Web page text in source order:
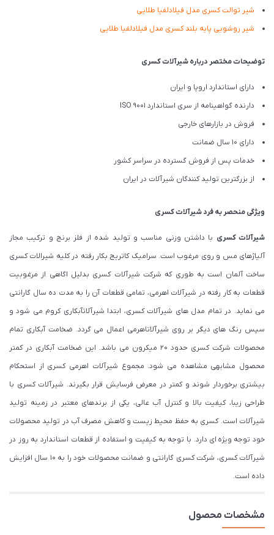
شیر توالت کسری مدل فیلادلفیا طلایی
شیر روشویی پایه بلند کسری مدل فیلادلفیا طلایی
توضیحات مختصر درباره شیرآلات کسری
دارای استاندارد اروپا و ایران
دارنده گواهینامه از سری استاندارد ISO 9001
فروش در بازارهای خارجی
دارای 10 سال ضمانت
خدمات پس از فروش گسترده در سراسر کشور
از بزرگترین تولید کنندگان شیرآلات در ایران
ویژگی منحصر به فرد شیرآلات کسری
شیرآلات کسری با داشتن وزنی مناسب و تولید شده از فلز برنج و ترکیب مجاز
آلیاژهای مس و روی مرغوب است. سرامیک کاتریج بکار رفته در کلیه شیرالات کسری
ساخت آلمان است به طوری که شرکت شیرآلات کسری بدلیل اگاهی از مرغوبیت
قطعات به کار رفته در شیرآلات اهرمی، تمامی قطعات آن را به مدت ده سال گارانتی
می نماید. در تمام مدل های شیرآلات کسری، ابتدا شیرآلاتآبکاری کروم می شود و
سپس رنگ های دیگر بر روی شیرآلاتاهرمی اعمال می گردد. ضخامت آبکاری تمام
محصولات شرکت کسری حدود ۲۰ میکرون می باشد. این ضخامت آبکاری در کمتر
محصول مشابهی مشاهده می شود. مجموع شیرآلات اهرمی کسری از استحکام
بیشتری برخوردار شوند و کمتر در معرض فرسایش قرار بگیرند. شیرآلات کسری با
طراحی زیبا، کیفیت بالا و کنترل آب عالی، یکی از برندهای معتبر در زمینه تولید
شیرآلات است. کسری به حفظ محیط زیست و کاهش مصرف آب در تولید محصولات
خود توجه ویژه ای دارد. با توجه به کیفیت و استفاده از قطعات استاندارد به روز در
شیرآلات کسری، شرکت کسری گارانتی و ضمانت محصولات خود را به 10 سال افزایش
داده است.
مشخصات محصول